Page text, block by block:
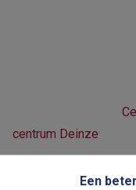
Een
centrum Deinze